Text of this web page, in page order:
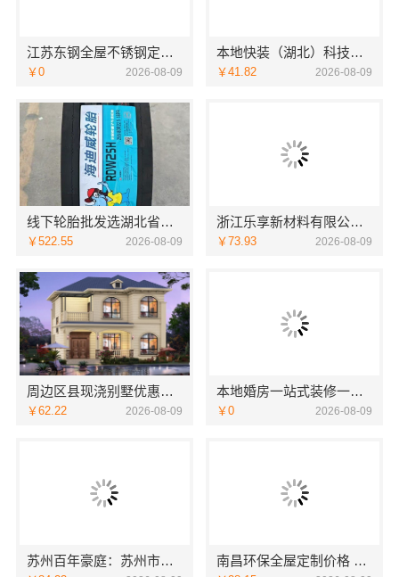
江苏东钢全屋不锈钢定制兴化基地，江苏东钢金属科技有限公司
￥0 2026-08-09
本地快装（湖北）科技有限公司 江岸快捷家装两房一厅透明报价省心入住
￥41.82 2026-08-09
线下轮胎批发选湖北省腾冠畅实业贸易有限公司
￥522.55 2026-08-09
浙江乐享新材料有限公司：家庭装潢空间布局报价参考
￥73.93 2026-08-09
周边区县现浇别墅优惠活动环保材料-重庆御墅建筑材料有限公司
￥62.22 2026-08-09
本地婚房一站式装修一口价工期保障快住快装靠谱吗省心
￥0 2026-08-09
苏州百年豪庭：苏州市区一站式家装报价老房翻新详解 南昌环保全屋定制价格 _ 江西尚宅尚品新型环保材料有限公司_严控成本环保达标